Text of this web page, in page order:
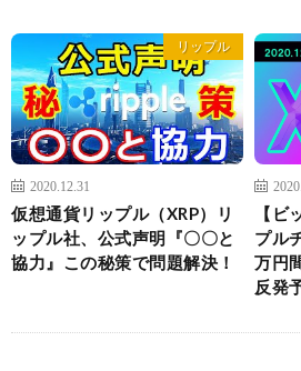
リップル
2020.12.31
仮想通貨リップル（XRP）リ
ップル社、公式声明『〇〇と
協力』この秘策で問題解決！
【ビ
プル
万円
反発